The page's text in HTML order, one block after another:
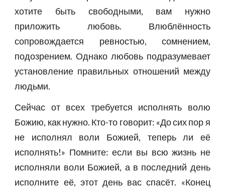
хотите быть свободными, вам нужно
приложить любовь. Влюблённость
сопровождается ревностью, сомнением,
подозрением. Однако любовь подразумевает
установление правильных отношений между
людьми.
Сейчас от всех требуется исполнять волю
Божию, как нужно. Кто-то говорит: «До сих пор я
не исполнял воли Божией, теперь ли её
исполнять!» Помните: если вы всю жизнь не
исполняли воли Божией, а в последний день
исполните её, этот день вас спасёт. «Конец